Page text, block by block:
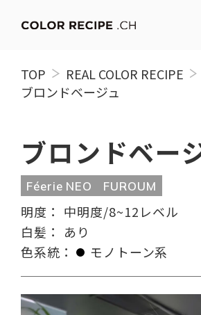
TOP
REAL COLOR RECIPE
ブロンドベージュ
ブロンドベー
Féerie NEO FUROUM
明度： 中明度/8~12レベル
白髪：
あり
色系統：
モノトーン系